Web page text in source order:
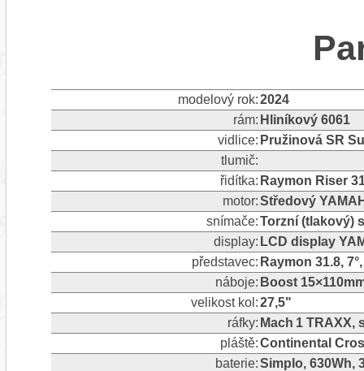
modelový rok:2024
rám: Hliníkový 6061
vidlice: Pružinová SR
tlumič:
řidítka: Raymon Riser
motor:Středový
snímače:Torzní (tlakový)
display: LCD display
představec: Raymon 31.8,
náboje: Boost
velikost kol:27,5"
ráfky: Mach 1 TRAXX,
pláště:Continental
baterie:Simplo, 630Wh,